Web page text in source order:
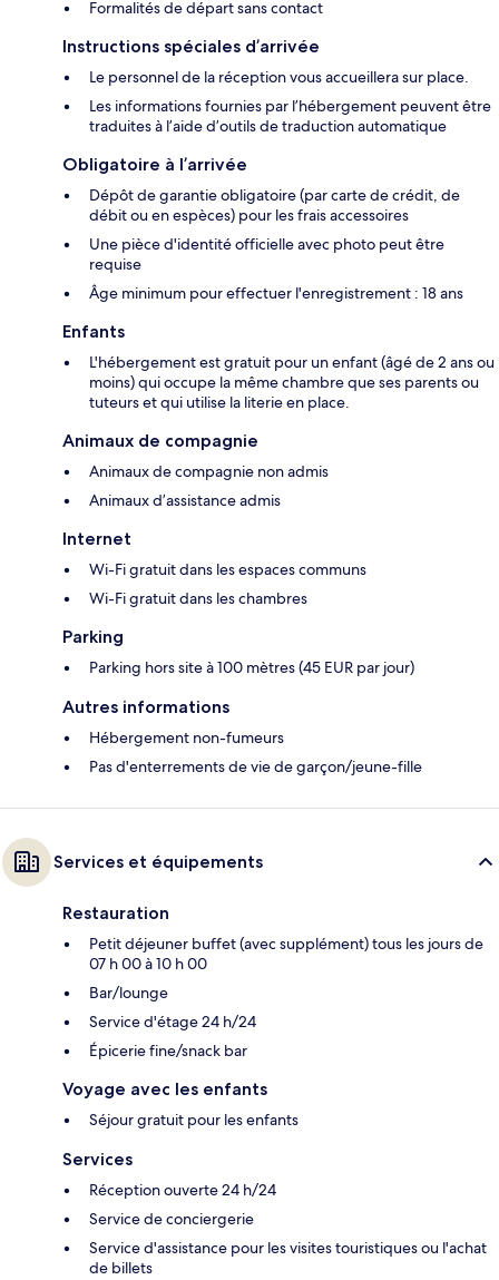
Formalités de départ sans contact
Instructions spéciales d’arrivée
Le personnel de la réception vous accueillera sur place.
Les informations fournies par l’hébergement peuvent être
traduites à l’aide d’outils de traduction automatique
Obligatoire à l’arrivée
Dépôt de garantie obligatoire (par carte de crédit, de
débit ou en espèces) pour les frais accessoires
Une pièce d'identité officielle avec photo peut être
requise
Âge minimum pour effectuer l'enregistrement : 18 ans
Enfants
L'hébergement est gratuit pour un enfant (âgé de 2 ans ou
moins) qui occupe la même chambre que ses parents ou
tuteurs et qui utilise la literie en place.
Animaux de compagnie
Animaux de compagnie non admis
Animaux d’assistance admis
Internet
Wi-Fi gratuit dans les espaces communs
Wi-Fi gratuit dans les chambres
Parking
Parking hors site à 100 mètres (45 EUR par jour)
Autres informations
Hébergement non-fumeurs
Pas d'enterrements de vie de garçon/jeune-fille
Services et équipements
Restauration
Petit déjeuner buffet (avec supplément) tous les jours de
07 h 00 à 10 h 00
Bar/lounge
Service d'étage 24 h/24
Épicerie fine/snack bar
Voyage avec les enfants
Séjour gratuit pour les enfants
Services
Réception ouverte 24 h/24
Service de conciergerie
Service d'assistance pour les visites touristiques ou l'achat
de billets